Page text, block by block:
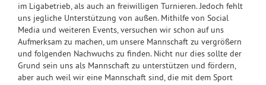
im Ligabetrieb, als auch an freiwilligen Turnieren. Jedoch fehlt
uns jegliche Unterstützung von außen. Mithilfe von Social
Media und weiteren Events, versuchen wir schon auf uns
Aufmerksam zu machen, um unsere Mannschaft zu vergrößern
und folgenden Nachwuchs zu finden. Nicht nur dies sollte der
Grund sein uns als Mannschaft zu unterstützen und fördern,
aber auch weil wir eine Mannschaft sind, die mit dem Sport